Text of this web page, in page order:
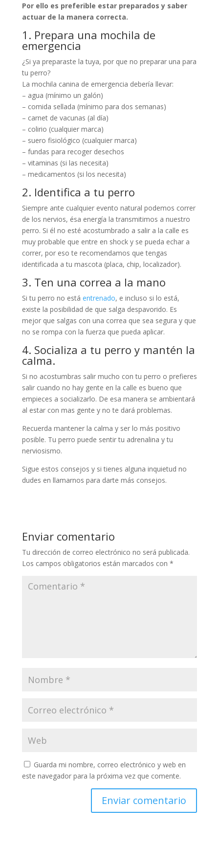
Por ello es preferible estar preparados y saber
actuar de la manera correcta.
1. Prepara una mochila de
emergencia
¿Si ya preparaste la tuya, por que no preparar una para
tu perro?
La mochila canina de emergencia debería llevar:
– agua (mínimo un galón)
– comida sellada (mínimo para dos semanas)
– carnet de vacunas (al día)
– colirio (cualquier marca)
– suero fisiológico (cualquier marca)
– fundas para recoger desechos
– vitaminas (si las necesita)
– medicamentos (si los necesita)
2. Identifica a tu perro
Siempre ante cualquier evento natural podemos correr
de los nervios, ésa energía la transmitimos a nuestro
perro. Si él no esté acostumbrado a salir a la calle es
muy probable que entre en shock y se pueda echar a
correr, por eso te recomendamos que tengas
identificada a tu mascota (placa, chip, localizador).
3. Ten una correa a la mano
Si tu perro no está entrenado, e incluso si lo está,
existe la posibilidad de que salga despavorido. Es
mejor que salgas con una correa que sea segura y que
no se rompa con la fuerza que pueda aplicar.
4. Socializa a tu perro y mantén la
calma.
Si no acostumbras salir mucho con tu perro o prefieres
salir cuando no hay gente en la calle es bueno que
empieces a socializarlo. De esa manera se ambientará
al estar con mas gente y no te dará problemas.
Recuerda mantener la calma y ser lo más positivo
posible. Tu perro puede sentir tu adrenalina y tu
nerviosismo.
Sigue estos consejos y si tienes alguna inquietud no
dudes en llamarnos para darte más consejos.
Enviar comentario
Tu dirección de correo electrónico no será publicada.
Los campos obligatorios están marcados con *
Guarda mi nombre, correo electrónico y web en
este navegador para la próxima vez que comente.